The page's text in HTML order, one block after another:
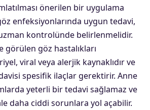
önerilen bir uygulama
enfeksiyonlarında uygun tedavi,
kontrolünde belirlenmelidir.
görülen göz hastalıkları
viral veya alerjik kaynaklıdır ve
spesifik ilaçlar gerektirir. Anne
yeterli bir tedavi sağlamaz ve
daha ciddi sorunlara yol açabilir.